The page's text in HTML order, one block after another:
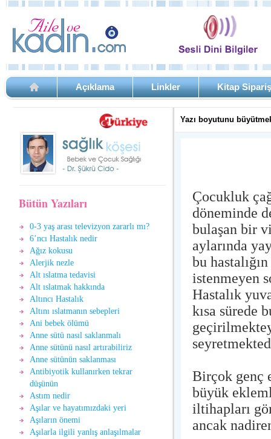
Açıklama Linkler Kitap
Bütün Yazıları
0-3 yaş arası televizyon zararlı mı?
6’ncı Hastalık nedir
Ağız kokusu
Alerjik nezle
Alt ıslatma tedavisi
Alt ıslatmak hakkında
Altıncı Hastalık
Altını ıslatmanın sebepleri
Ani bebek ölümü
Anne sütü nasıl saklanmalı
Anne sütünü nasıl artırabiliriz
Anne sütünün saklanması
Antibiyotik kullanırken tekrar
düşünün
Astım nedir
Aşılar ve hayatımızdaki yeri
Aşıların önemi
Aşılarla ilgili yanlış anlaşılmalar
Yazı boyutunu
Çocukluk
döneminde
bulaşan bir
aylarında
bu
istenmeyen
Hastalık
kısa sürede
Birçok genç
büyük
iltihapları
ancak